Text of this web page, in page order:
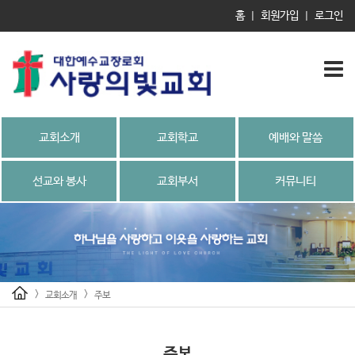
홈 회원가입 로그인
교회소개 교회학교 예배와 말씀
선교와 봉사 교회부서 커뮤니티
> 교회소개 > 주보